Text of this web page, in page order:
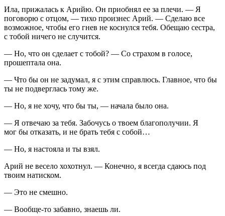
Ила, прижалась к Арийю. Он приобнял ее за плечи. — Я
поговорю с отцом, — тихо произнес Арий. — Сделаю все
возможное, чтобы его гнев не коснулся тебя. Обещаю сестра,
с тобой ничего не случится.
— Но, что он сделает с тобой? — Со страхом в голосе,
прошептала она.
— Что бы он не задумал, я с этим справлюсь. Главное, что бы
ты не подверглась тому же.
— Но, я не хочу, что бы ты, — начала было она.
— Я отвечаю за тебя. Забочусь о твоем благополучии. Я
мог бы отказать, и не брать тебя с собой…
— Но, я настояла и ты взял.
Арий не весело хохотнул. — Конечно, я всегда сдаюсь под
твоим натиском.
— Это не смешно.
— Вообще-то забавно, знаешь ли.